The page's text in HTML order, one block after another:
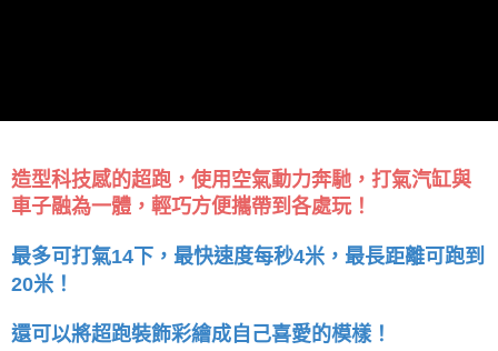
造型科技感的超跑，使用空氣動力奔馳，打氣汽缸與
車子融為一體，輕巧方便攜帶到各處玩！
最多可打氣14下，最快速度每秒4米，最長距離可跑到
20米！
還可以將超跑裝飾彩繪成自己喜愛的模樣！